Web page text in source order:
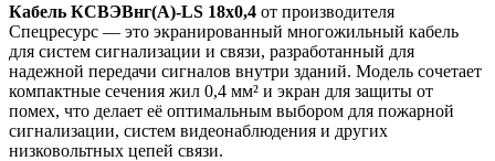
Кабель КСВЭВнг(A)-LS 18x0,4 от производителя
Спецресурс — это экранированный многожильный кабель
для систем сигнализации и связи, разработанный для
надежной передачи сигналов внутри зданий. Модель сочетает
компактные сечения жил 0,4 мм² и экран для защиты от
помех, что делает её оптимальным выбором для пожарной
сигнализации, систем видеонаблюдения и других
низковольтных цепей связи.